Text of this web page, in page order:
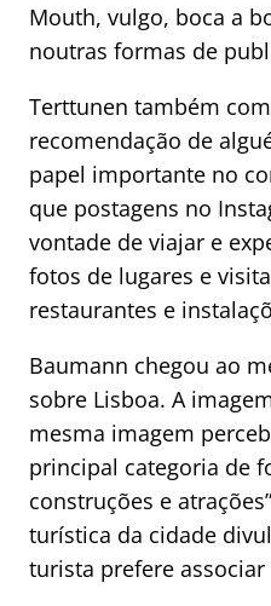
Mouth, vulgo, boca a
noutras formas de
Terttunen também
recomendação de
papel importante no
que postagens no
vontade de viajar e
fotos de lugares e
restaurantes e
Baumann chegou ao
sobre Lisboa. A
mesma imagem
principal categoria de
construções e
turística da cidade
turista prefere